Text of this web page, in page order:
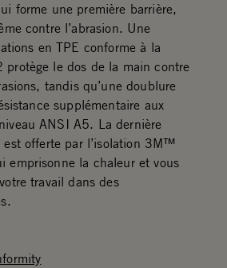
forme une première barrière,
contre l’abrasion. Une
en TPE conforme à la
protège le dos de la main contre
tandis qu’une doublure
supplémentaire aux
ANSI A5. La dernière
offerte par l’isolation 3M™
la chaleur et vous
travail dans des